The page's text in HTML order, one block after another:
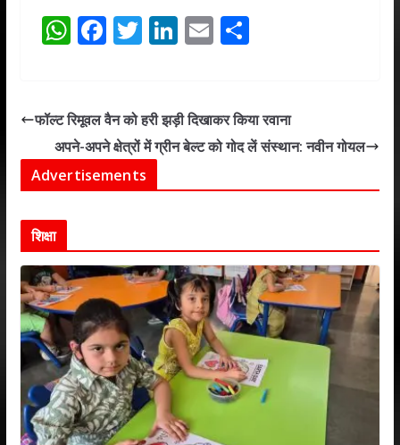
W
s
A
p
p
F
b
o
o
k
T
er
Li
e
dI
E
l
S
e
फॉल्ट रिमूवल वैन को हरी झड़ी दिखाकर किया रवाना
अपने-अपने क्षेत्रों में ग्रीन बेल्ट को गोद लें संस्थान: नवीन गोयल
Advertisements
शिक्षा